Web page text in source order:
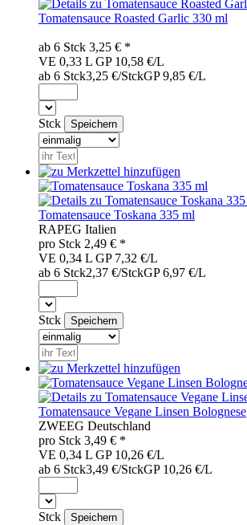
Tomatensauce Roasted Garlic 330 ml
ab 6 Stck 3,25 € *
VE 0,33 L GP 10,58 €/L
ab 6 Stck3,25 €/StckGP 9,85 €/L
Stck
Tomatensauce Toskana 335 ml
RAPEG Italien
pro Stck 2,49 € *
VE 0,34 L GP 7,32 €/L
ab 6 Stck2,37 €/StckGP 6,97 €/L
Stck
Tomatensauce Vegane Linsen Bolognese
ZWEEG Deutschland
pro Stck 3,49 € *
VE 0,34 L GP 10,26 €/L
ab 6 Stck3,49 €/StckGP 10,26 €/L
Stck